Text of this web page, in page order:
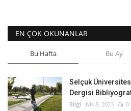
EN ÇOK OKUNANLAR
Bu Hafta Bu Ay
Selçuk
Dergisi
Bilgi Nis 8, 2023 0